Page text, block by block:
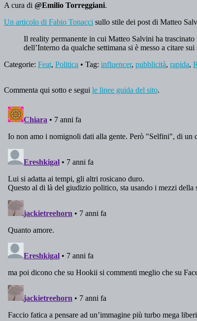
A cura di @Emilio Torreggiani.
Un articolo di Fabio Tonacci sullo stile dei post di Matteo
Il reality permanente in cui Matteo Salvini ha
dell’Interno da qualche settimana si è messo a citare
Categorie: Feat, Politica • Tag: influencer, pubblicità, rapida,
Commenta qui sotto e segui le linee guida del sito.